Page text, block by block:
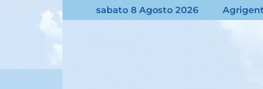
sabato 8 Agosto 2026